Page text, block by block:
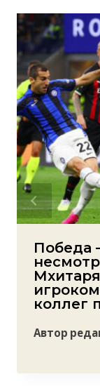
Победа
коллег
Автор